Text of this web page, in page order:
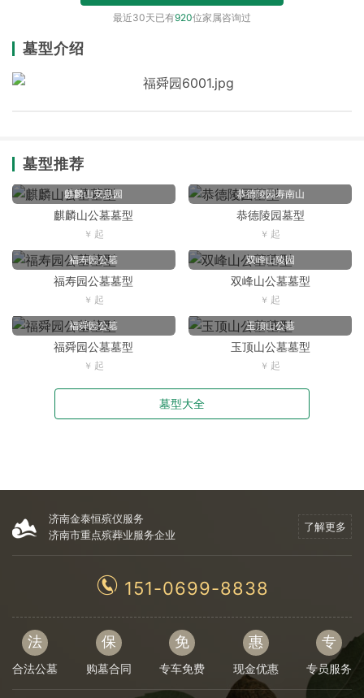
最近30天已有920位家属咨询过
墓型介绍
墓型推荐
麒麟山安息园
麒麟山公墓墓型
恭德陵园寿南山
恭德陵园墓型
福寿园公墓
福寿园公墓墓型
双峰山陵园
双峰山公墓墓型
福舜园公墓
福舜园公墓墓型
玉顶山公墓
玉顶山公墓墓型
墓型大全
济南金泰恒殡仪服务
济南市重点殡葬业服务企业
了解更多
151-0699-8838
法
合法公墓
保
购墓合同
免
专车免费
惠
现金优惠
专
专员服务